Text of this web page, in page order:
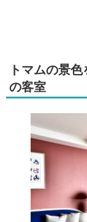
トマムの景
の客室